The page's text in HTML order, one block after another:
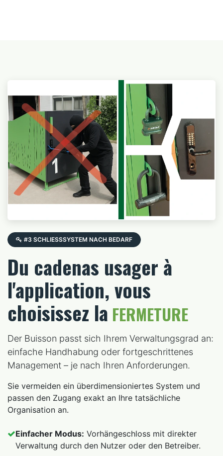
#3 SCHLIESSSYSTEM NACH BEDARF
Du cadenas usager à
l'application, vous
choisissez la FERMETURE
Der Buisson passt sich Ihrem Verwaltungsgrad an:
einfache Handhabung oder fortgeschrittenes
Management – je nach Ihren Anforderungen.
Sie vermeiden ein überdimensioniertes System und
passen den Zugang exakt an Ihre tatsächliche
Organisation an.
Einfacher Modus: Vorhängeschloss mit direkter
Verwaltung durch den Nutzer oder den Betreiber.